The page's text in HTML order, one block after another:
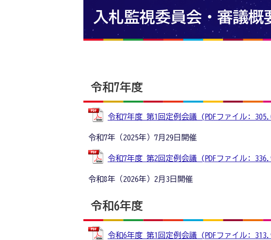
入札監視委員会・審議概
令和7年度
令和7年度 第1回定例会議 (PDFファイル:
令和7年（2025年）7月29日開催
令和7年度 第2回定例会議 (PDFファイル:
令和8年（2026年）2月3日開催
令和6年度
令和6年度 第1回定例会議 (PDFファイル: